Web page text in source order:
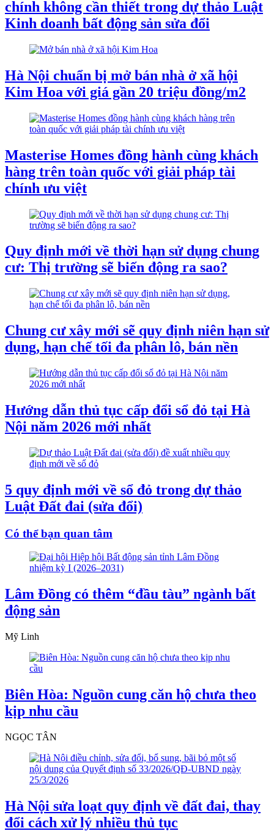
chính không cần thiết trong dự thảo Luật
Kinh doanh bất động sản sửa đổi
Hà Nội chuẩn bị mở bán nhà ở xã hội
Kim Hoa với giá gần 20 triệu đồng/m2
Masterise Homes đồng hành cùng khách
hàng trên toàn quốc với giải pháp tài
chính ưu việt
Quy định mới về thời hạn sử dụng chung
cư: Thị trường sẽ biến động ra sao?
Chung cư xây mới sẽ quy định niên hạn sử
dụng, hạn chế tối đa phân lô, bán nền
Hướng dẫn thủ tục cấp đổi sổ đỏ tại Hà
Nội năm 2026 mới nhất
5 quy định mới về sổ đỏ trong dự thảo
Luật Đất đai (sửa đổi)
Có thể bạn quan tâm
Lâm Đồng có thêm “đầu tàu” ngành bất
động sản
Mỹ Linh
Biên Hòa: Nguồn cung căn hộ chưa theo
kịp nhu cầu
NGỌC TÂN
Hà Nội sửa loạt quy định về đất đai, thay
đổi cách xử lý nhiều thủ tục